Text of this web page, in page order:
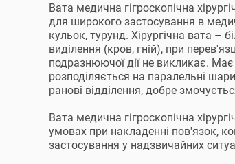
Вата медична гігроскопічна
для широкого застосування в
кульок, турунд. Хірургічна вата –
виділення (кров, гній), при
подразнюючої ​​дії не викликає.
розподіляється на паралельні
ранові відділення, добре
Вата медична гігроскопічна
умовах при накладенні пов'язок,
застосування у надзвичайних